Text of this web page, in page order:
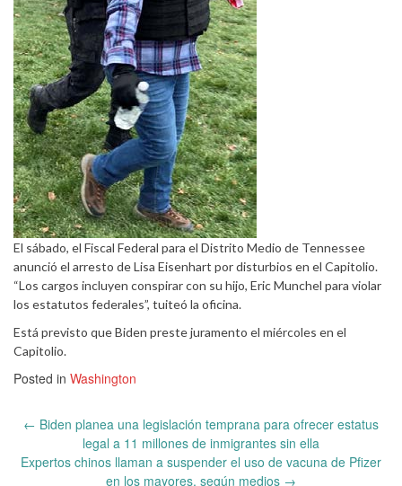
El sábado, el Fiscal Federal para el Distrito Medio de Tennessee
anunció el arresto de Lisa Eisenhart por disturbios en el Capitolio.
“Los cargos incluyen conspirar con su hijo, Eric Munchel para violar
los estatutos federales”, tuiteó la oficina.
Está previsto que Biden preste juramento el miércoles en el
Capitolio.
Posted in Washington
Post
← Biden planea una legislación temprana para ofrecer estatus
legal a 11 millones de inmigrantes sin ella
Expertos chinos llaman a suspender el uso de vacuna de Pfizer
en los mayores, según medios →